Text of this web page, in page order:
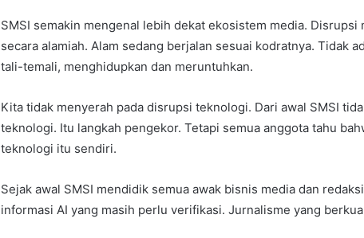
SMSI semakin mengenal lebih dekat ekosistem media.
secara alamiah. Alam sedang berjalan sesuai kodratnya. Tidak
tali-temali, menghidupkan dan meruntuhkan.
Kita tidak menyerah pada disrupsi teknologi. Dari awal SMSI
teknologi. Itu langkah pengekor. Tetapi semua anggota tahu
teknologi itu sendiri.
Sejak awal SMSI mendidik semua awak bisnis media dan
informasi AI yang masih perlu verifikasi. Jurnalisme yang